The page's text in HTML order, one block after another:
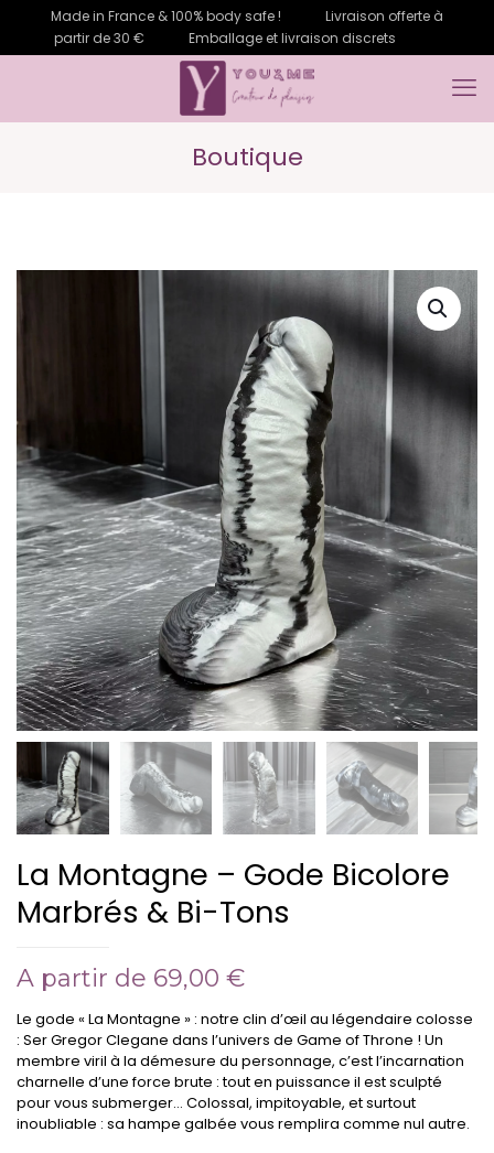
Made in France & 100% body safe !
Livraison offerte à
partir de 30 €
Emballage et livraison discrets
Boutique
La Montagne – Gode Bicolore
Marbrés & Bi-Tons
A partir de 69,00 €
Le gode « La Montagne » : notre clin d’œil au légendaire colosse
: Ser Gregor Clegane dans l’univers de Game of Throne ! Un
membre viril à la démesure du personnage, c’est l’incarnation
charnelle d’une force brute : tout en puissance il est sculpté
pour vous submerger… Colossal, impitoyable, et surtout
inoubliable : sa hampe galbée vous remplira comme nul autre.